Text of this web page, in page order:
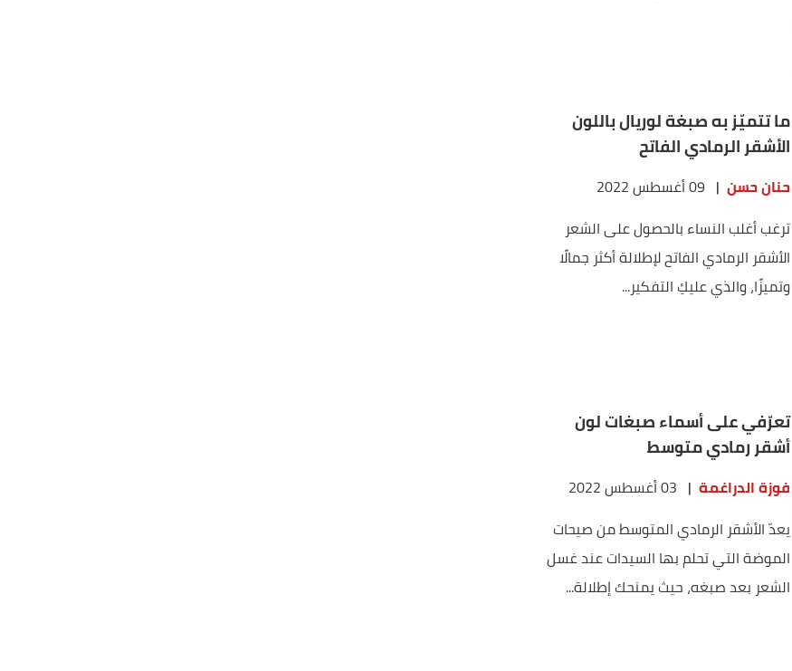
ما تتميّز به صبغة لوريال باللون
الأشقر الرمادي الفاتح
حنان حسن | 09 أغسطس 2022
ترغب أغلب النساء بالحصول على الشعر
الأشقر الرمادي الفاتح لإطلالة أكثر جمالًا
وتميزًا، والذي عليكِ التفكير...
تعرّفي على أسماء صبغات لون
أشقر رمادي متوسط
فوزة الدراغمة | 03 أغسطس 2022
يعدّ الأشقر الرمادي المتوسط من صيحات
الموضة التي تحلم بها السيدات عند غسل
الشعر بعد صبغه، حيث يمنحك إطلالة...